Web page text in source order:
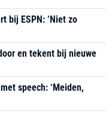
bij ESPN: ‘Niet zo
en tekent bij nieuwe
speech: ‘Meiden,